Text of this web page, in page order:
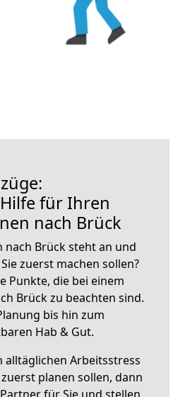
für Ihren
nach Brück
nach Brück steht an und
zuerst machen sollen?
Punkte, die bei einem
Brück zu beachten sind.
bis hin zum
Hab & Gut.
alltäglichen Arbeitsstress
planen sollen, dann